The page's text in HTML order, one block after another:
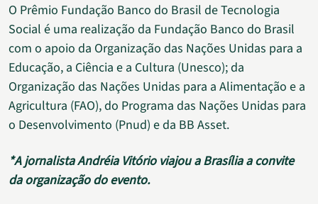
O Prêmio Fundação Banco do Brasil de Tecnologia
Social é uma realização da Fundação Banco do Brasil
com o apoio da Organização das Nações Unidas para a
Educação, a Ciência e a Cultura (Unesco); da
Organização das Nações Unidas para a Alimentação e a
Agricultura (FAO), do Programa das Nações Unidas para
o Desenvolvimento (Pnud) e da BB Asset.
*A jornalista Andréia Vitório viajou a Brasília a convite
da organização do evento.